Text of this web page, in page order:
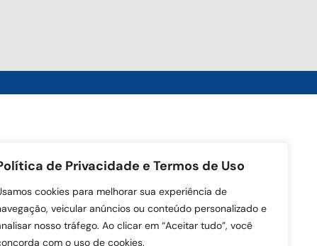
de Privacidade e Termos de Uso
cookies para melhorar sua experiência de
veicular anúncios ou conteúdo personalizado e
nosso tráfego. Ao clicar em “Aceitar tudo”, você
com o uso de cookies.